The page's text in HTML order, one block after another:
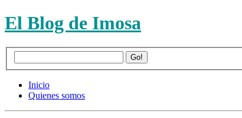
El Blog de Imosa
Inicio
Quienes somos